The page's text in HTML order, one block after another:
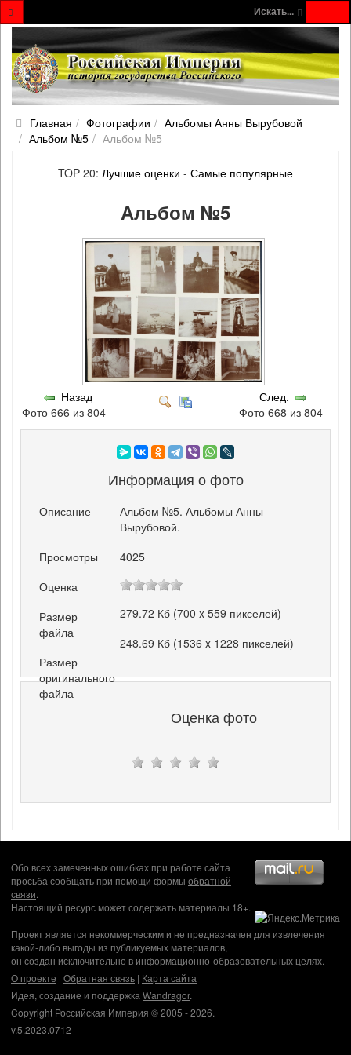
Искать...
Главная Фотографии
Альбомы Анны Вырубовой
Альбом №5
Альбом №5
TOP 20: Лучшие оценки - Самые популярные
Альбом №5
Назад
Фото 666 из 804
След.
Фото 668 из 804
Информация о фото
Описание
Альбом №5. Альбомы Анны
Вырубовой.
Просмотры
4025
Оценка
Размер
файла
279.72 Кб (700 x 559 пикселей)
Размер
оригинального
файла
248.69 Кб (1536 x 1228 пикселей)
Оценка фото
Обо всех замеченных ошибках при работе сайта
просьба сообщать при помощи формы обратной
связи.
Настоящий ресурс может содержать материалы 18+.
Проект является некоммерческим и не предназначен для извлечения
какой-либо выгоды из публикуемых материалов,
он создан исключительно в информационно-образовательных целях.
О проекте | Обратная связь | Карта сайта
Идея, создание и поддержка Wandragor.
Copyright Российская Империя © 2005 - 2026.
v.5.2023.0712